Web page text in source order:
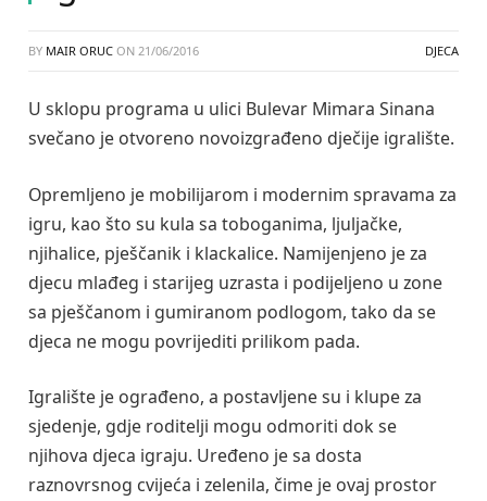
BY MAIR ORUC ON 21/06/2016 DJECA
U sklopu programa u ulici Bulevar Mimara Sinana
svečano je otvoreno novoizgrađeno dječije igralište.
Opremljeno je mobilijarom i modernim spravama za
igru, kao što su kula sa toboganima, ljuljačke,
njihalice, pješčanik i klackalice. Namijenjeno je za
djecu mlađeg i starijeg uzrasta i podijeljeno u zone
sa pješčanom i gumiranom podlogom, tako da se
djeca ne mogu povrijediti prilikom pada.
Igralište je ograđeno, a postavljene su i klupe za
sjedenje, gdje roditelji mogu odmoriti dok se
njihova djeca igraju. Uređeno je sa dosta
raznovrsnog cvijeća i zelenila, čime je ovaj prostor